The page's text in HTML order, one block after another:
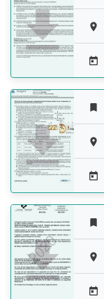
 








